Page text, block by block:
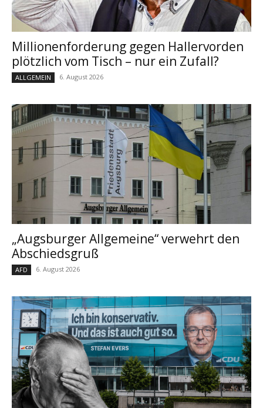
Millionenforderung gegen Hallervorden
plötzlich vom Tisch – nur ein Zufall?
ALLGEMEIN 6. August 2026
„Augsburger Allgemeine“ verwehrt den
Abschiedsgruß
AFD 6. August 2026